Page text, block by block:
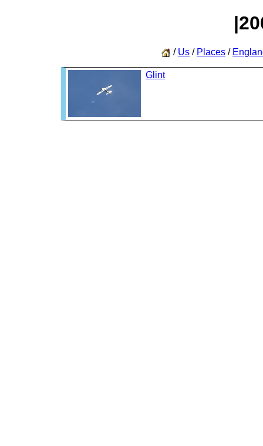
/ Us / Places /
Glint